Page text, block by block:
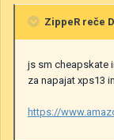
ZippeR reče
js sm cheapskate
za napajat xps13
https://